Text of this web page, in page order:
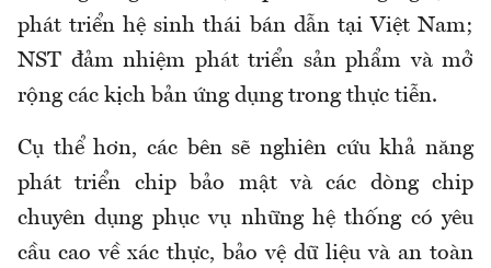
phát triển hệ sinh thái bán dẫn tại Việt Nam;
NST đảm nhiệm phát triển sản phẩm và mở
rộng các kịch bản ứng dụng trong thực tiễn.
Cụ thể hơn, các bên sẽ nghiên cứu khả năng
phát triển chip bảo mật và các dòng chip
chuyên dụng phục vụ những hệ thống có yêu
cầu cao về xác thực, bảo vệ dữ liệu và an toàn